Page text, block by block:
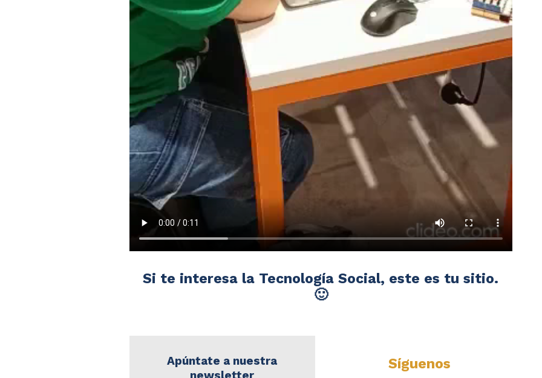
Si te interesa la Tecnología Social, este es tu sitio.
🙂
Apúntate a nuestra
Síguenos